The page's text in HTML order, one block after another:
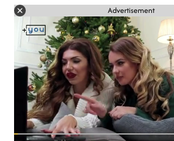
Advertisement